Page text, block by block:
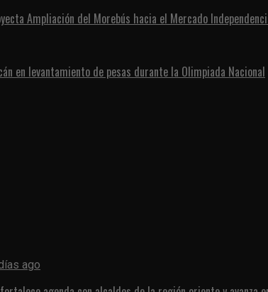
Ampliación del Morebús hacia el Mercado
en levantamiento de pesas durante la Olimpiada Nacional
ago